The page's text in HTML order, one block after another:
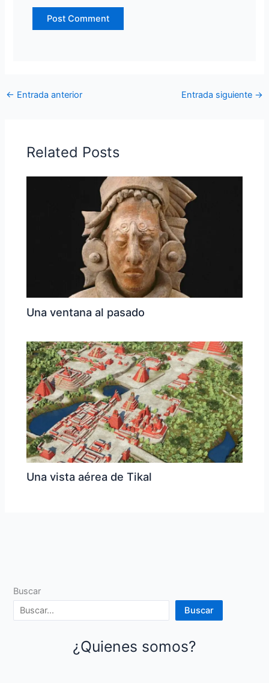
← Entrada anterior Entrada siguiente →
Related Posts
Una ventana al pasado
Una vista aérea de Tikal
Buscar
Buscar
¿Quienes somos?